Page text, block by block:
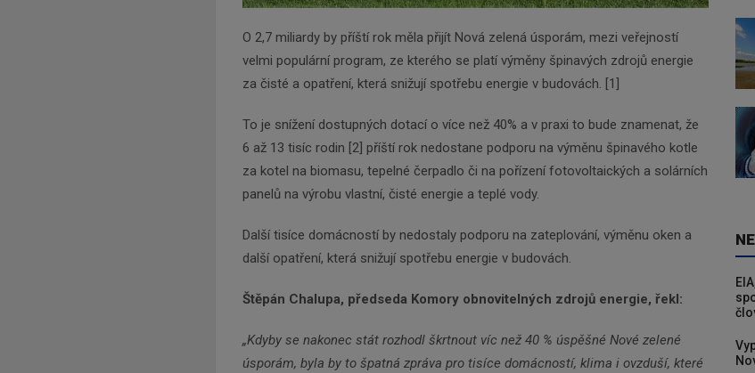
O 2,7 miliardy by příští rok měla přijít Nová zelená úsporám, mezi veřejností
velmi populární program, ze kterého se platí výměny špinavých zdrojů energie
za čisté a opatření, která snižují spotřebu energie v budovách. [1]
To je snížení dostupných dotací o více než 40% a v praxi to bude znamenat, že
6 až 13 tisíc rodin [2] příští rok nedostane podporu na výměnu špinavého kotle
za kotel na biomasu, tepelné čerpadlo či na pořízení fotovoltaických a solárních
panelů na výrobu vlastní, čisté energie a teplé vody.
Další tisíce domácností by nedostaly podporu na zateplování, výměnu oken a
další opatření, která snižují spotřebu energie v budovách.
Štěpán Chalupa, předseda Komory obnovitelných zdrojů energie, řekl:
„Kdyby se nakonec stát rozhodl škrtnout víc než 40 % úspěšné Nové zelené
úsporám, byla by to špatná zpráva pro tisíce domácností, klima i ovzduší, které